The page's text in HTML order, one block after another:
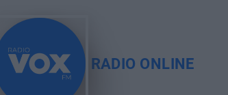
RADIO ONLINE